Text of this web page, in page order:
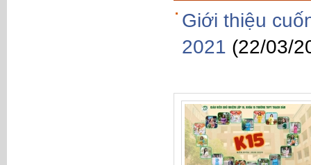
Giới thiệu
2021 (22/03/